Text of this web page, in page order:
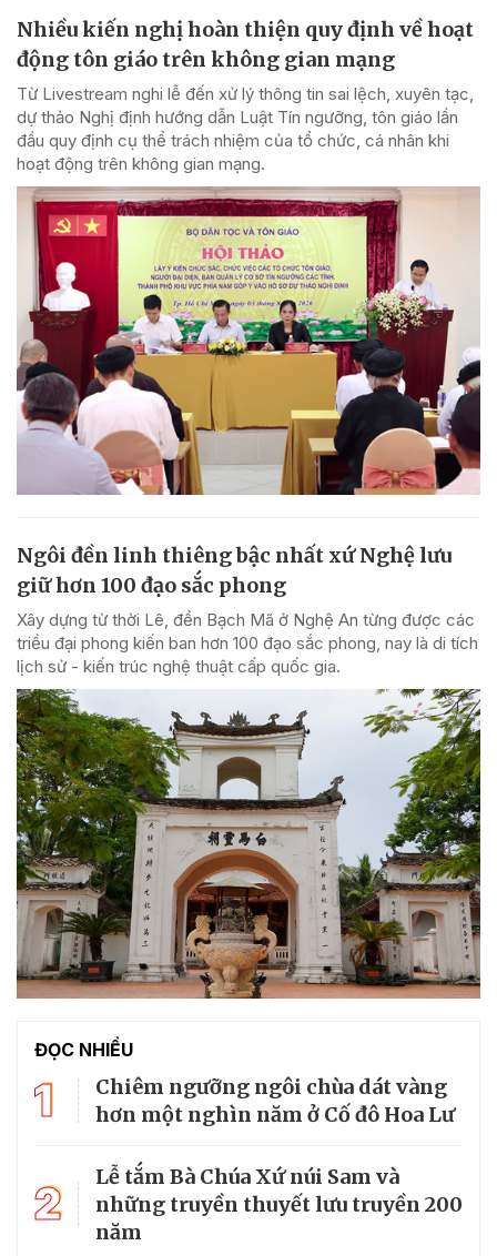
Nhiều kiến nghị hoàn thiện quy định về hoạt
động tôn giáo trên không gian mạng
Từ Livestream nghi lễ đến xử lý thông tin sai lệch, xuyên tạc,
dự thảo Nghị định hướng dẫn Luật Tín ngưỡng, tôn giáo lần
đầu quy định cụ thể trách nhiệm của tổ chức, cá nhân khi
hoạt động trên không gian mạng.
Ngôi đền linh thiêng bậc nhất xứ Nghệ lưu
giữ hơn 100 đạo sắc phong
Xây dựng từ thời Lê, đền Bạch Mã ở Nghệ An từng được các
triều đại phong kiến ban hơn 100 đạo sắc phong, nay là di tích
lịch sử - kiến trúc nghệ thuật cấp quốc gia.
ĐỌC NHIỀU
1
Chiêm ngưỡng ngôi chùa dát vàng
hơn một nghìn năm ở Cố đô Hoa Lư
2
Lễ tắm Bà Chúa Xứ núi Sam và
những truyền thuyết lưu truyền 200
năm